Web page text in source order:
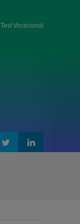
Test Vocacional